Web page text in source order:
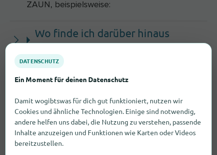
ZAUN, beispielsweise:
Wo finde ich darüber hinaus
Gartenbedarf in Bad Lippspringe?
Worauf solltest Du beim Kauf von
Gartenbedarf achten?
DATENSCHUTZ
Ein Moment für deinen Datenschutz
Damit wogibtswas für dich gut funktioniert, nutzen wir
Cookies und ähnliche Technologien. Einige sind notwendig,
andere helfen uns dabei, die Nutzung zu verstehen, passende
Inhalte anzuzeigen und Funktionen wie Karten oder Videos
bereitzustellen.